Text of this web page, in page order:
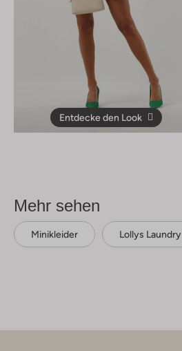
Entdecke den Look
Mehr sehen
Minikleider Lollys Laundry